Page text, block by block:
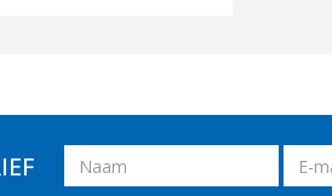
Naam
Email
adres